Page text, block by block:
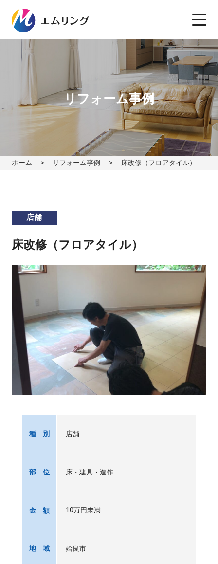
リフォーム事例
ホーム リフォーム事例 床改修（フロアタイル）
店舗
床改修（フロアタイル）
種 別 店舗
部 位 床・建具・造作
金 額 10万円未満
地 域 姶良市